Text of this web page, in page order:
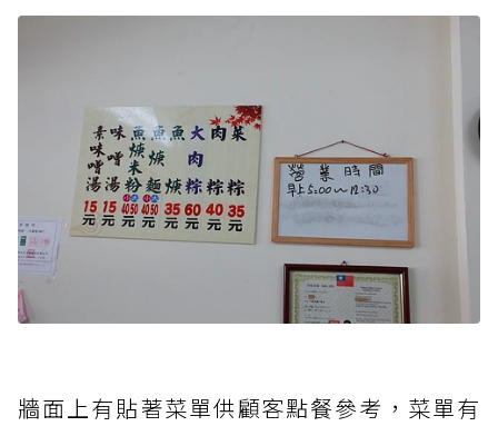
牆面上有貼著菜單供顧客點餐參考，菜單有